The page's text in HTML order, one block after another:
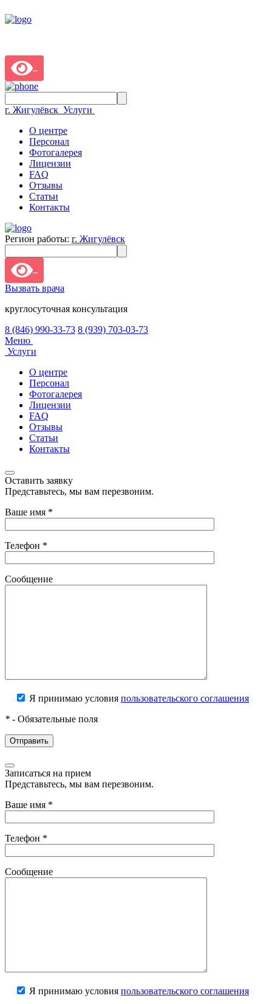
г. Жигулёвск Услуги
О центре
Персонал
Фотогалерея
Лицензии
FAQ
Отзывы
Статьи
Контакты
Регион работы: г. Жигулёвск
Вызвать врача
круглосуточная консультация
8 (846) 990-33-73 8 (939) 703-03-73
Меню
Услуги
О центре
Персонал
Фотогалерея
Лицензии
FAQ
Отзывы
Статьи
Контакты
Оставить заявку
Представьтесь, мы вам перезвоним.
Ваше имя *
Телефон *
Сообщение
Я принимаю условия пользовательского соглашения
* - Обязательные поля
Записаться на прием
Представьтесь, мы вам перезвоним.
Ваше имя *
Телефон *
Сообщение
Я принимаю условия пользовательского соглашения